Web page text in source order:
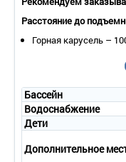
- уборка номера –
- смена полотенец –
- доставка газет по
- услуги няни по запросу;
- услуги СПА-массажа
2-местный 2-
Расстояние до
Горная карусель –
Бассейн
Водоснабжение
Дети
Дополнительное